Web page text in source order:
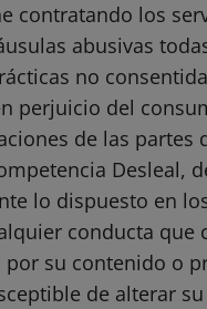
contratando los
abusivas
no
perjuicio del
de las partes
Desleal,
lo dispuesto en
conducta
su contenido o
de alterar